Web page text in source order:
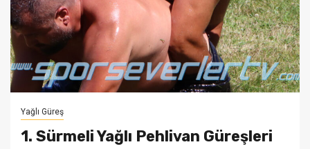
Yağlı Güreş
1. Sürmeli Yağlı Pehlivan Güreşleri